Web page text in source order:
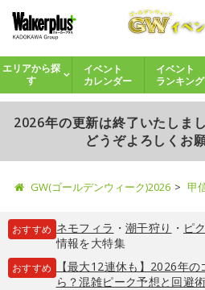
エリアから探
す
イベント
カレンダー
イベント
ランキング
2026年の更新は終了いたしま
どうぞよろしくお
GW(ゴールデンウィーク)2026 甲
おすすめ ネモフィラ ・ 潮干狩り ・ ピ
情報を大特集
おすすめ
【最大12連休も】2026年
ら？混雑ピーク予想と回避